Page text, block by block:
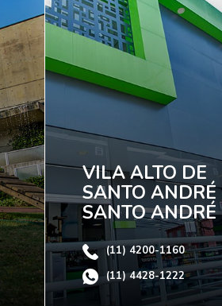
VILA ALTO DE
SANTO ANDRÉ
SANTO ANDRÉ
(11) 4200-1160
(11) 4428-1222